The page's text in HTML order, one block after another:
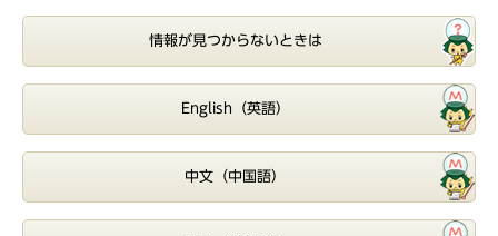
情報が見つからないときは
English（英語）
中文（中国語）